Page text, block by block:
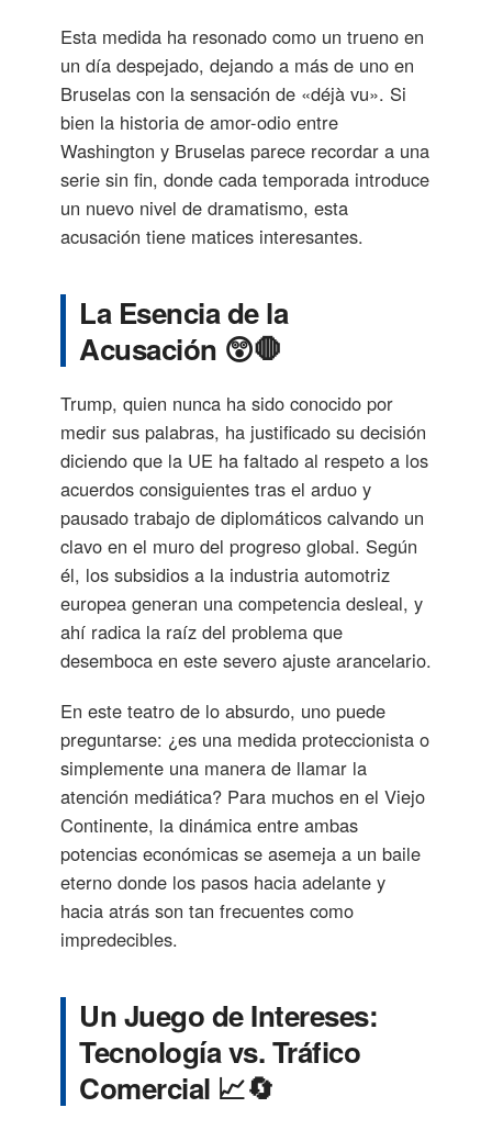
Esta medida ha resonado como un trueno en
un día despejado, dejando a más de uno en
Bruselas con la sensación de «déjà vu». Si
bien la historia de amor-odio entre
Washington y Bruselas parece recordar a una
serie sin fin, donde cada temporada introduce
un nuevo nivel de dramatismo, esta
acusación tiene matices interesantes.
La Esencia de la
Acusación 😲🛑
Trump, quien nunca ha sido conocido por
medir sus palabras, ha justificado su decisión
diciendo que la UE ha faltado al respeto a los
acuerdos consiguientes tras el arduo y
pausado trabajo de diplomáticos calvando un
clavo en el muro del progreso global. Según
él, los subsidios a la industria automotriz
europea generan una competencia desleal, y
ahí radica la raíz del problema que
desemboca en este severo ajuste arancelario.
En este teatro de lo absurdo, uno puede
preguntarse: ¿es una medida proteccionista o
simplemente una manera de llamar la
atención mediática? Para muchos en el Viejo
Continente, la dinámica entre ambas
potencias económicas se asemeja a un baile
eterno donde los pasos hacia adelante y
hacia atrás son tan frecuentes como
impredecibles.
Un Juego de Intereses:
Tecnología vs. Tráfico
Comercial 📈🔄